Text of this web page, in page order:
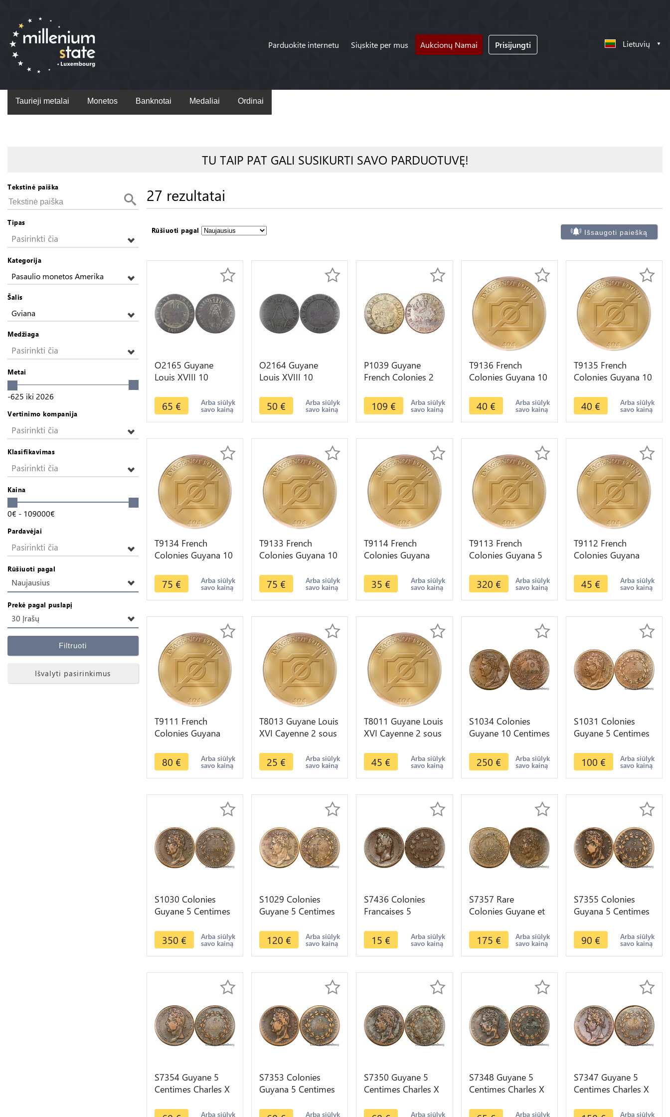
Parduokite internetu Siųskite per mus Aukcionų Namai Prisijungti Lietuvių
Taurieji metalai Monetos Banknotai Medaliai Ordinai
TU TAIP PAT GALI SUSIKURTI SAVO PARDUOTUVĘ!
Tekstinė paiška
Tipas
Pasirinkti čia
Kategorija
Pasaulio monetos Amerika
Šalis
Gviana
Medžiaga
Pasirinkti čia
Metai
-625 iki 2026
Vertinimo kompanija
Pasirinkti čia
Klasifikavimas
Pasirinkti čia
Kaina
0€ - 109000€
Pardavėjai
Pasirinkti čia
Rūšiuoti pagal
Naujausius
Prekė pagal puslapį
30 Įrašų
Filtruoti
Išvalyti pasirinkimus
27 rezultatai
Rūšiuoti pagal Išsaugoti paiešką
O2165 Guyane
Louis XVIII 10
->Make offer
65 € Arba siūlyk
savo kainą
O2164 Guyane
Louis XVIII 10
->Make offer
50 € Arba siūlyk
savo kainą
P1039 Guyane
French Colonies 2
Cayenne 1789 A
Paris
109 € Arba siūlyk
savo kainą
T9136 French
Colonies Guyana 10
Philippe 1827 H La
Rochelle
40 € Arba siūlyk
savo kainą
T9135 French
Colonies Guyana 10
Philippe 1828 A
Paris -> F Offre
40 € Arba siūlyk
savo kainą
T9134 French
Colonies Guyana 10
Philippe 1841 AU !!!
-> F Offre
75 € Arba siūlyk
savo kainą
T9133 French
Colonies Guyana 10
Philippe 1841 AU !!!
-> F Offre
75 € Arba siūlyk
savo kainą
T9114 French
Colonies Guyana
Centimes Charles X
1823 La Rochelle
35 € Arba siūlyk
savo kainą
T9113 French
Colonies Guyana 5
1828 A Paris SUP !!
320 € Arba siūlyk
savo kainą
T9112 French
Colonies Guyana
Centimes Charles X
1828 A Paris ->FO
45 € Arba siūlyk
savo kainą
T9111 French
Colonies Guyana
Centimes Charles X
Roi 1825 A Paris
80 € Arba siūlyk
savo kainą
T8013 Guyane Louis
XVI Cayenne 2 sous
25 € Arba siūlyk
savo kainą
T8011 Guyane Louis
XVI Cayenne 2 sous
45 € Arba siūlyk
savo kainą
S1034 Colonies
Guyane 10 Centimes
Paris -> Faire Offre
250 € Arba siūlyk
savo kainą
S1031 Colonies
Guyane 5 Centimes
Paris -> Faire Offre
100 € Arba siūlyk
savo kainą
S1030 Colonies
Guyane 5 Centimes
Paris -> Faire Offre
350 € Arba siūlyk
savo kainą
S1029 Colonies
Guyane 5 Centimes
Paris -> Faire Offre
120 € Arba siūlyk
savo kainą
S7436 Colonies
Francaises 5
Philippe 1839 A
Paris ->Faire Offre
15 € Arba siūlyk
savo kainą
S7357 Rare
Colonies Guyane et
Centimes Charles X
1825 AU superbe
175 € Arba siūlyk
savo kainą
S7355 Colonies
Guyana 5 Centimes
Paris ->Faire Offre
90 € Arba siūlyk
savo kainą
S7354 Guyane 5
Centimes Charles X
Offre
Arba siūlyk
S7353 Colonies
Guyana 5 Centimes
Paris ->Faire Offre
Arba siūlyk
S7350 Guyane 5
Centimes Charles X
1825 Paris ->Faire
Arba siūlyk
S7348 Guyane 5
Centimes Charles X
1828 Paris ->Faire
Arba siūlyk
S7347 Guyane 5
Centimes Charles X
1828 Paris XF +++
Arba siūlyk